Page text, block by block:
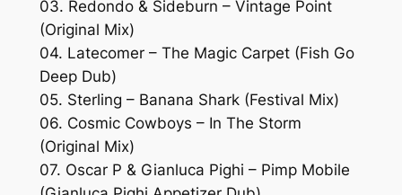
03. Redondo & Sideburn – Vintage Point
(Original Mix)
04. Latecomer – The Magic Carpet (Fish Go
Deep Dub)
05. Sterling – Banana Shark (Festival Mix)
06. Cosmic Cowboys – In The Storm
(Original Mix)
07. Oscar P & Gianluca Pighi – Pimp Mobile